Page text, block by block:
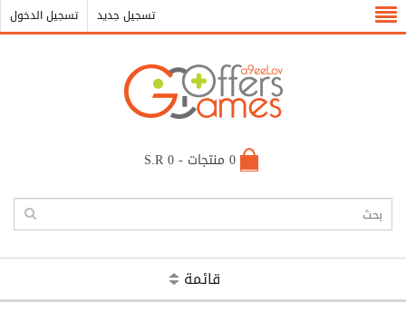
تسجيل الدخول تسجيل جديد
0 منتجات - S.R 0
قائمة